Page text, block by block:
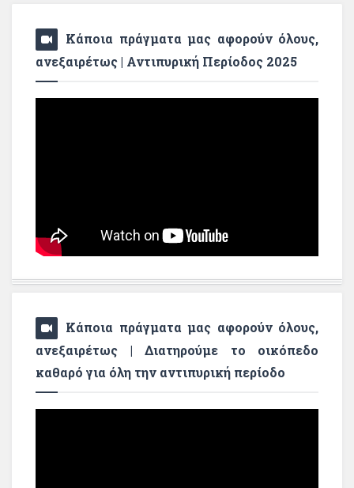
Κάποια πράγματα μας αφορούν όλους,
ανεξαιρέτως | Αντιπυρική Περίοδος 2025
Κάποια πράγματα μας αφορούν όλους,
ανεξαιρέτως | Διατηρούμε το οικόπεδο
καθαρό για όλη την αντιπυρική περίοδο